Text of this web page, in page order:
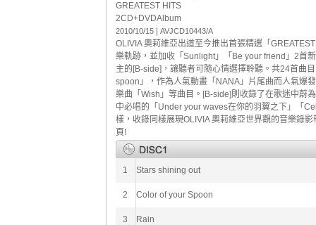
GREATEST HITS
2CD+DVDAlbum
2010/10/15 AVJCD10443/A
OLIVIA 奧莉維亞出道至今推出首張精選「
樂軌跡，並加收「Sunlight」「Be your friend」2首
主的[B-side]，讓聽者可隨心情選擇聆聽。共24首曲
spoon」，作為人氣動畫「NANA」片尾曲而人氣爆
樂曲「Wish」等曲目。[B-side]則收錄了在歌迷中蔚
中必唱的「Under your waves在你的羽翼之下」「
樣，收錄同樣展現OLIVIA 奧莉維亞世界觀的音樂錄
頁!
1 Stars shining out
2 Color of your Spoon
3 Rain